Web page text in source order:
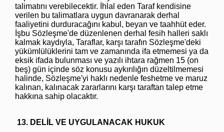
talimatını verebilecektir. İhlal eden Taraf kendisine
verilen bu talimatlara uygun davranarak derhal
faaliyetini durduracağını kabul, beyan ve taahhüt eder.
İşbu Sözleşme'de düzenlenen derhal fesih halleri saklı
kalmak kaydıyla, Taraflar, karşı tarafın Sözleşme'deki
yükümlülüklerini tam ve zamanında ifa etmemesi ya da
eksik ifada bulunması ve yazılı ihtara rağmen 15 (on
beş) gün içinde söz konusu aykırılığın düzeltilmemesi
halinde, Sözleşme'yi haklı nedenle feshetme ve maruz
kalınan, kalınacak zararlarını karşı taraftan talep etme
hakkına sahip olacaktır.
13. DELİL VE UYGULANACAK HUKUK